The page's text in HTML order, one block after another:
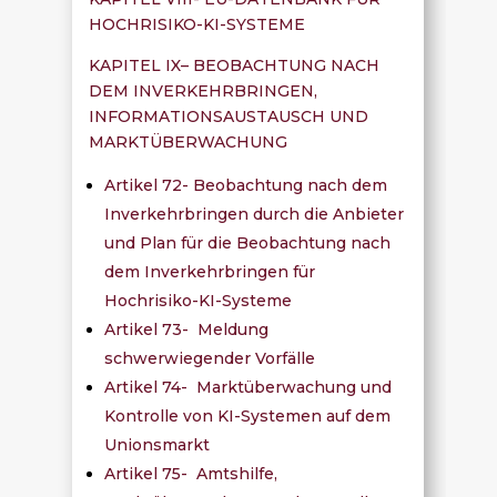
HOCHRISIKO-KI-SYSTEME
KAPITEL IX– BEOBACHTUNG NACH
DEM INVERKEHRBRINGEN,
INFORMATIONSAUSTAUSCH UND
MARKTÜBERWACHUNG
Artikel 72- Beobachtung nach dem
Inverkehrbringen durch die Anbieter
und Plan für die Beobachtung nach
dem Inverkehrbringen für
Hochrisiko-KI-Systeme
Artikel 73- Meldung
schwerwiegender Vorfälle
Artikel 74- Marktüberwachung und
Kontrolle von KI-Systemen auf dem
Unionsmarkt
Artikel 75- Amtshilfe,